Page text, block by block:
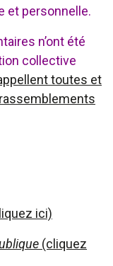
et personnelle.
n’ont été
collective
toutes et
ici)
(cliquez